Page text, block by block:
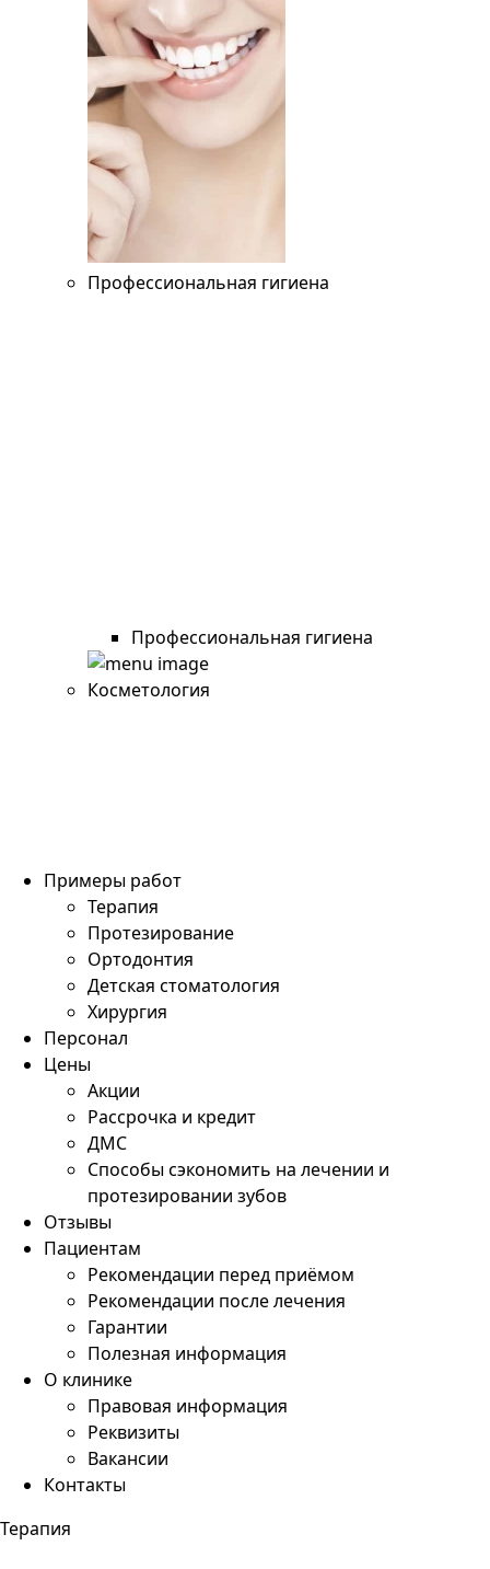
Профессиональная гигиена
Профессиональная гигиена
Косметология
Примеры работ
Терапия
Протезирование
Ортодонтия
Детская стоматология
Хирургия
Персонал
Цены
Акции
Рассрочка и кредит
ДМС
Способы сэкономить на лечении и
протезировании зубов
Отзывы
Пациентам
Рекомендации перед приёмом
Рекомендации после лечения
Гарантии
Полезная информация
О клинике
Правовая информация
Реквизиты
Вакансии
Контакты
Терапия